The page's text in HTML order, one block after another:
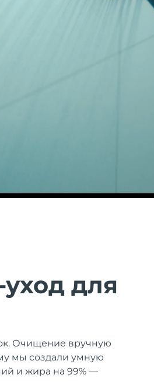
для
Очищение вручную
мы создали умную
и жира на 99% —